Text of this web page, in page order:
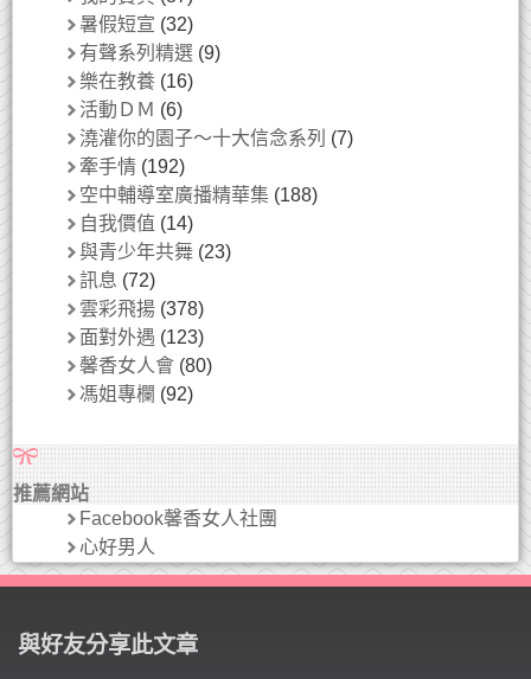
暑假短宣 (32)
有聲系列精選 (9)
樂在教養 (16)
活動ＤＭ (6)
澆灌你的園子～十大信念系列 (7)
牽手情 (192)
空中輔導室廣播精華集 (188)
自我價值 (14)
與青少年共舞 (23)
訊息 (72)
雲彩飛揚 (378)
面對外遇 (123)
馨香女人會 (80)
馮姐專欄 (92)
推薦網站
Facebook馨香女人社團
心好男人
與好友分享此文章